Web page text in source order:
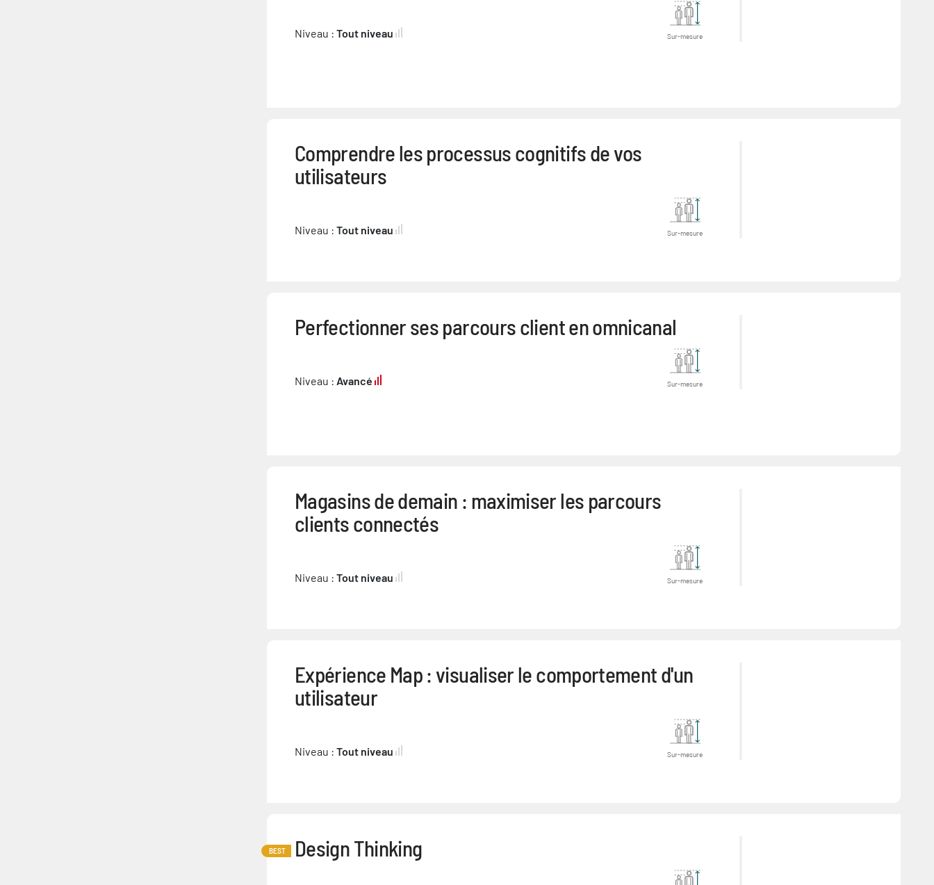
Niveau : Tout niveau Sur-mesure
Comprendre les processus cognitifs de vos
utilisateurs
Niveau : Tout niveau Sur-mesure
Perfectionner ses parcours client en omnicanal
Niveau : Avancé Sur-mesure
Magasins de demain : maximiser les parcours
clients connectés
Niveau : Tout niveau Sur-mesure
Expérience Map : visualiser le comportement d'un
utilisateur
Niveau : Tout niveau Sur-mesure
BEST Design Thinking